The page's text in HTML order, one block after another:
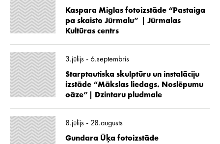
Kaspara Miglas fotoizstāde “Pastaiga
pa skaisto Jūrmalu” | Jūrmalas
Kultūras centrs
3.jūlijs - 6.septembris
Starptautiska skulptūru un instalāciju
izstāde “Mākslas liedags. Noslēpumu
oāze”| Dzintaru pludmale
8.jūlijs - 28.augusts
Gundara Ūķa fotoizstāde